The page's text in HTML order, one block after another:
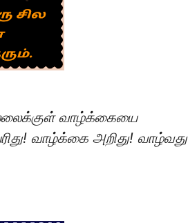
வாழ்க்கையை
வாழ்க்கை அறிது! வாழ்வது